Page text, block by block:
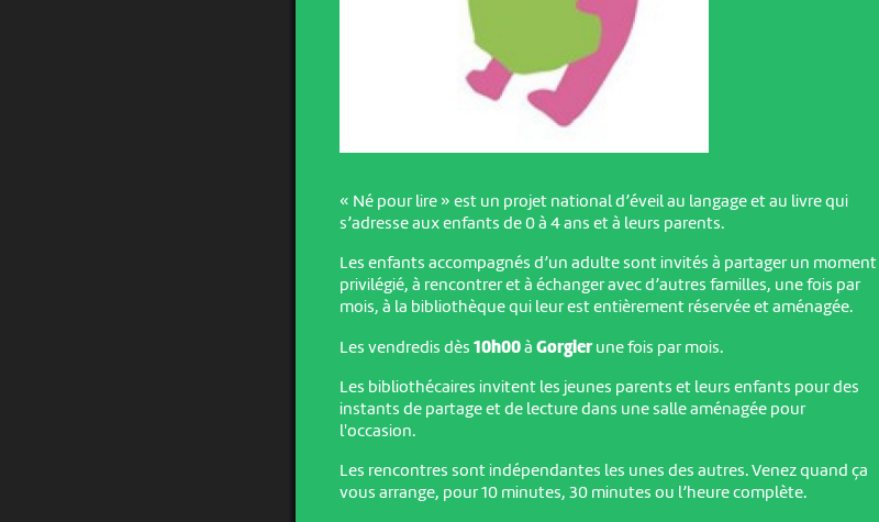
« Né pour lire » est un projet national d’éveil au langage et au livre qui
s’adresse aux enfants de 0 à 4 ans et à leurs parents.
Les enfants accompagnés d’un adulte sont invités à partager un moment
privilégié, à rencontrer et à échanger avec d’autres familles, une fois par
mois, à la bibliothèque qui leur est entièrement réservée et aménagée.
Les vendredis dès10h00àGorgierune fois par mois.
Les bibliothécaires invitent les jeunes parents et leurs enfants pour des
instants de partage et de lecture dans une salle aménagée pour
l'occasion.
Les rencontres sont indépendantes les unes des autres. Venez quand ça
vous arrange, pour 10 minutes, 30 minutes ou l’heure complète.